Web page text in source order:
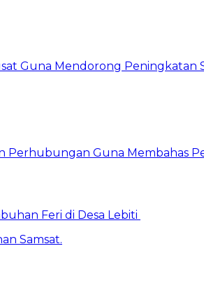
Feri di Desa Lebiti